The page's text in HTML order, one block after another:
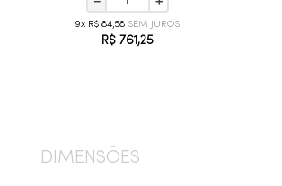
9 R$ 84,58
R$ 761 ,25
DIMENSÕES